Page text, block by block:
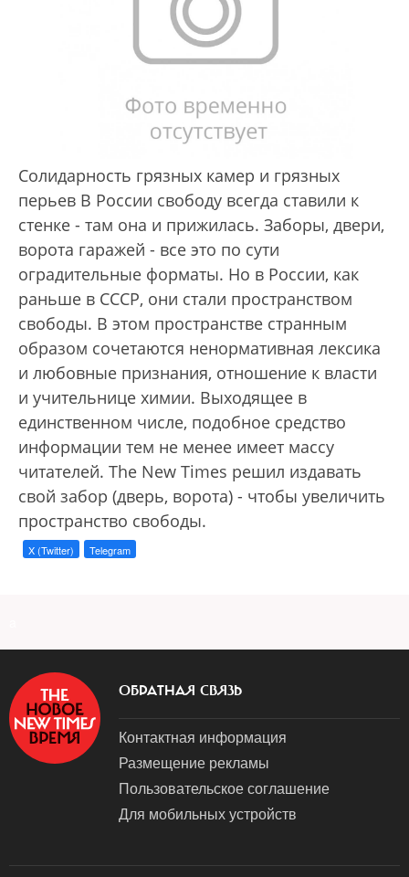
Солидарность грязных камер и грязных
перьев В России свободу всегда ставили к
стенке - там она и прижилась. Заборы, двери,
ворота гаражей - все это по сути
оградительные форматы. Но в России, как
раньше в СССР, они стали пространством
свободы. В этом пространстве странным
образом сочетаются ненормативная лексика
и любовные признания, отношение к власти
и учительнице химии. Выходящее в
единственном числе, подобное средство
информации тем не менее имеет массу
читателей. The New Times решил издавать
свой забор (дверь, ворота) - чтобы увеличить
пространство свободы.
X (Twitter) Telegram
ОБРАТНАЯ СВЯЗЬ
Контактная информация
Размещение рекламы
Пользовательское соглашение
Для мобильных устройств